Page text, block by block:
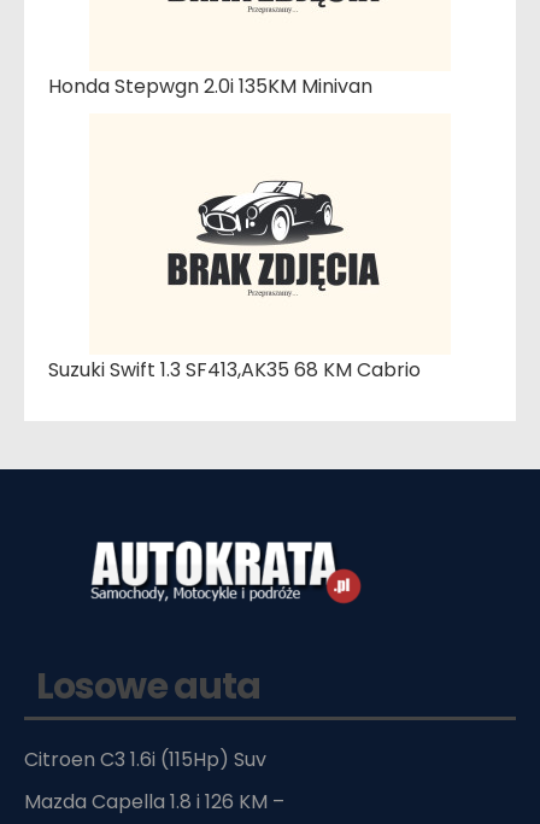
Honda Stepwgn 2.0i 135KM Minivan
Suzuki Swift 1.3 SF413,AK35 68 KM Cabrio
Losowe auta
Citroen C3 1.6i (115Hp) Suv
Mazda Capella 1.8 i 126 KM –